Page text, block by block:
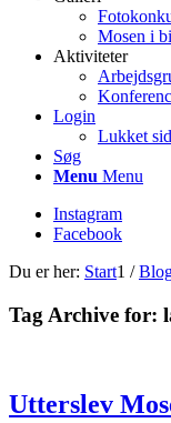
Mosen i
Aktiviteter
Login
Lukket
Søg
Menu Menu
Instagram
Facebook
Du er her: Start1 /
Tag Archive for:
Utterslev